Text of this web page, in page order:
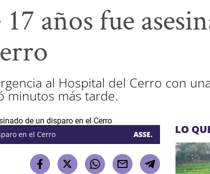
años fue
al Hospital del Cerro con
minutos más tarde.
en el Cerro ASSE. LO